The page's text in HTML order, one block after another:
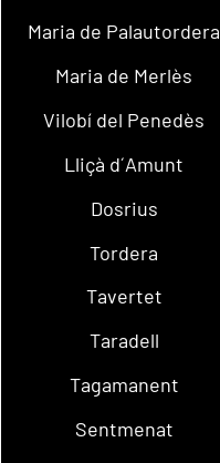
Maria de Palautordera
Maria de Merlès
Vilobí del Penedès
Lliçà d´Amunt
Dosrius
Tordera
Tavertet
Taradell
Tagamanent
Sentmenat